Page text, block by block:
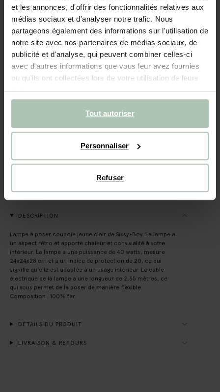
et les annonces, d'offrir des fonctionnalités relatives aux
médias sociaux et d'analyser notre trafic. Nous
partageons également des informations sur l'utilisation de
notre site avec nos partenaires de médias sociaux, de
publicité et d'analyse, qui peuvent combiner celles-ci
avec d'autres informations que vous leur avez fournies
ou qu'ils ont collectées lors de votre utilisation de leurs
services.
Tout autoriser
Personnaliser
Refuser
Couleurs
Taille sélectionnée: Onesize
Livraison dans: 2–4 jours ouvrés
AJOUTER AU PANIER
DESCRIPTION
Lampe à poser coupole jaune clair de Sissy-Boy. La lampe a
un aspect rétro et apporte chaleur et convivialité à votre
intérieur. La lampe a une puissance de 40 watts, mesure
24x24x28 cm et a un indice de protection de 20, ce qui
signifie qu'elle est adaptée à un usage intérieur. Le câble
électrique de la lampe a une longueur de 2,35 mètres, ce
qui vous permet de la poser de manière flexible.
Composition : 100% fer.
DÉTAILS DU PRODUIT
LIVRAISON & RETOURS